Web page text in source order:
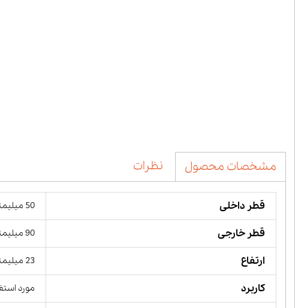
مشخصات محصول نظرات
قطر داخلی 50 میلیمتر
قطر خارجی 90 میلیمتر
ارتفاع 23 میلیمتر
کاربرد مورد